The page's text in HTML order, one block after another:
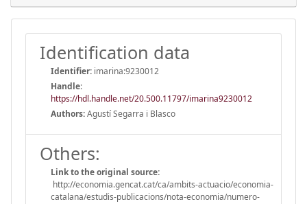
Identification data
Identifier: imarina:9230012
Handle:
https://hdl.handle.net/20.500.11797/imarina9230012
Authors:Agustí Segarra i Blasco
Others:
Link to the original source:
http://economia.gencat.cat/ca/ambits-actuacio/economia-
catalana/estudis-publicacions/nota-economia/numero-